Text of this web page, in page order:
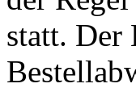
statt. Der